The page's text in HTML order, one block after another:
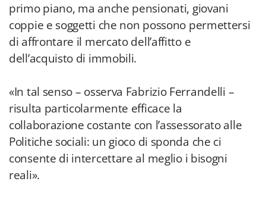
primo piano, ma anche pensionati, giovani
coppie e soggetti che non possono permettersi
di affrontare il mercato dell’affitto e
dell’acquisto di immobili.
«In tal senso – osserva Fabrizio Ferrandelli –
risulta particolarmente efficace la
collaborazione costante con l’assessorato alle
Politiche sociali: un gioco di sponda che ci
consente di intercettare al meglio i bisogni
reali».